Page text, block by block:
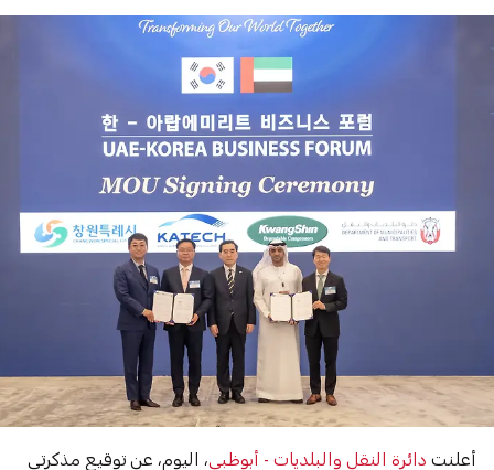
أعلنتدائرة النقل والبلديات - أبوظبي ، اليوم، عن توقيع مذكرتي